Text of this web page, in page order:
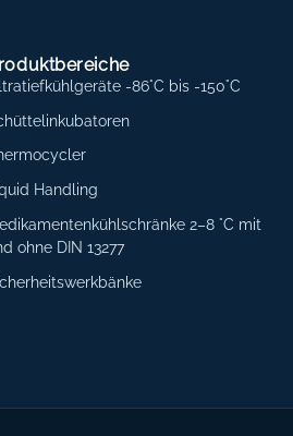
-86°C bis -150°C
Handling
2–8 °C mit
ohne DIN 13277